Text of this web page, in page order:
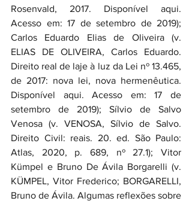
Rosenvald, 2017. Disponível aqui.
Acesso em: 17 de setembro de 2019);
Carlos Eduardo Elias de Oliveira (v.
ELIAS DE OLIVEIRA, Carlos Eduardo.
Direito real de laje à luz da Lei nº 13.465,
de 2017: nova lei, nova hermenêutica.
Disponível aqui. Acesso em: 17 de
setembro de 2019); Sílvio de Salvo
Venosa (v. VENOSA, Sílvio de Salvo.
Direito Civil: reais. 20. ed. São Paulo:
Atlas, 2020, p. 689, nº 27.1); Vitor
Kümpel e Bruno De Ávila Borgarelli (v.
KÜMPEL, Vitor Frederico; BORGARELLI,
Bruno de Ávila. Algumas reflexões sobre